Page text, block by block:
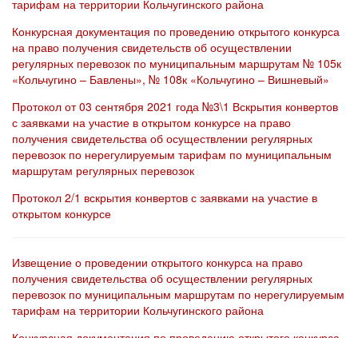
тарифам на территории Кольчугинского района
Конкурсная документация по проведению открытого конкурса
на право получения свидетельств об осуществлении
регулярных перевозок по муниципальным маршрутам № 105к
«Кольчугино – Бавлены», № 108к «Кольчугино – Вишневый»
Протокол от 03 сентября 2021 года №3\1 Вскрытия конвертов
с заявками на участие в открытом конкурсе на право
получения свидетельства об осуществлении регулярных
перевозок по нерегулируемым тарифам по муниципальным
маршрутам регулярных перевозок
Протокол 2/1 вскрытия конвертов с заявками на участие в
открытом конкурсе
Извещение о проведении открытого конкурса на право
получения свидетельства об осуществлении регулярных
перевозок по муниципальным маршрутам по нерегулируемым
тарифам на территории Кольчугинского района